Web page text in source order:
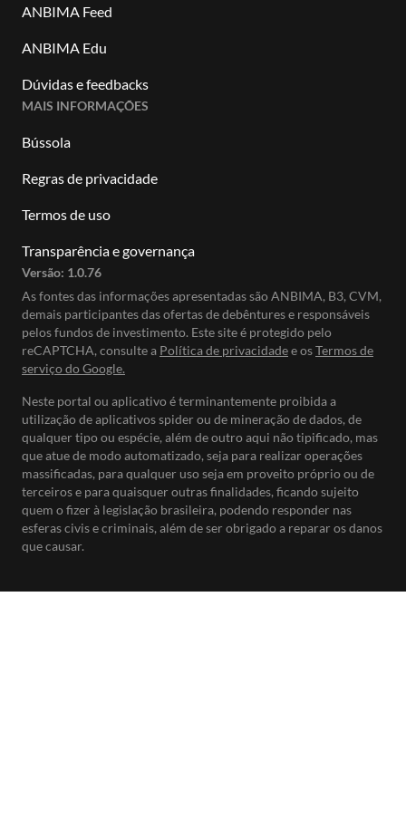
ANBIMA Feed
ANBIMA Edu
Dúvidas e feedbacks
MAIS INFORMAÇÕES
Bússola
Regras de privacidade
Termos de uso
Transparência e governança
Versão: 1.0.76
As fontes das informações apresentadas são ANBIMA, B3, CVM,
demais participantes das ofertas de debêntures e responsáveis
pelos fundos de investimento. Este site é protegido pelo
reCAPTCHA, consulte a Política de privacidadee osTermos de
serviço do Google.
Neste portal ou aplicativo é terminantemente proibida a
utilização de aplicativos spider ou de mineração de dados, de
qualquer tipo ou espécie, além de outro aqui não tipificado, mas
que atue de modo automatizado, seja para realizar operações
massificadas, para qualquer uso seja em proveito próprio ou de
terceiros e para quaisquer outras finalidades, ficando sujeito
quem o fizer à legislação brasileira, podendo responder nas
esferas civis e criminais, além de ser obrigado a reparar os danos
que causar.